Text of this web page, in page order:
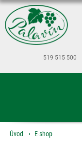
519 515 500
Úvod E-shop